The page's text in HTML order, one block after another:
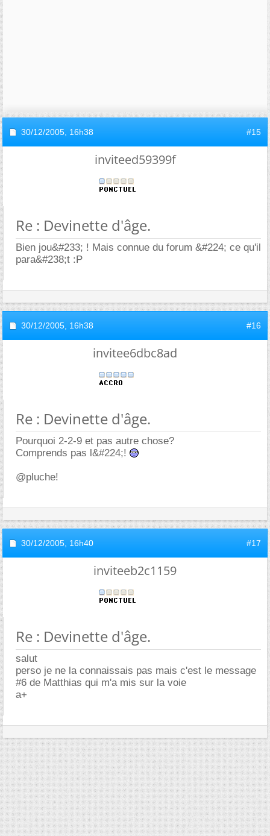
30/12/2005, 16h38 #15
inviteed59399f
Re : Devinette d'âge.
Bien jou&#233; ! Mais connue du forum &#224; ce qu'il
para&#238;t :P
30/12/2005, 16h38 #16
invitee6dbc8ad
Re : Devinette d'âge.
Pourquoi 2-2-9 et pas autre chose?
Comprends pas l&#224;!
@pluche!
30/12/2005, 16h40 #17
inviteeb2c1159
Re : Devinette d'âge.
salut
perso je ne la connaissais pas mais c'est le message
#6 de Matthias qui m'a mis sur la voie
a+